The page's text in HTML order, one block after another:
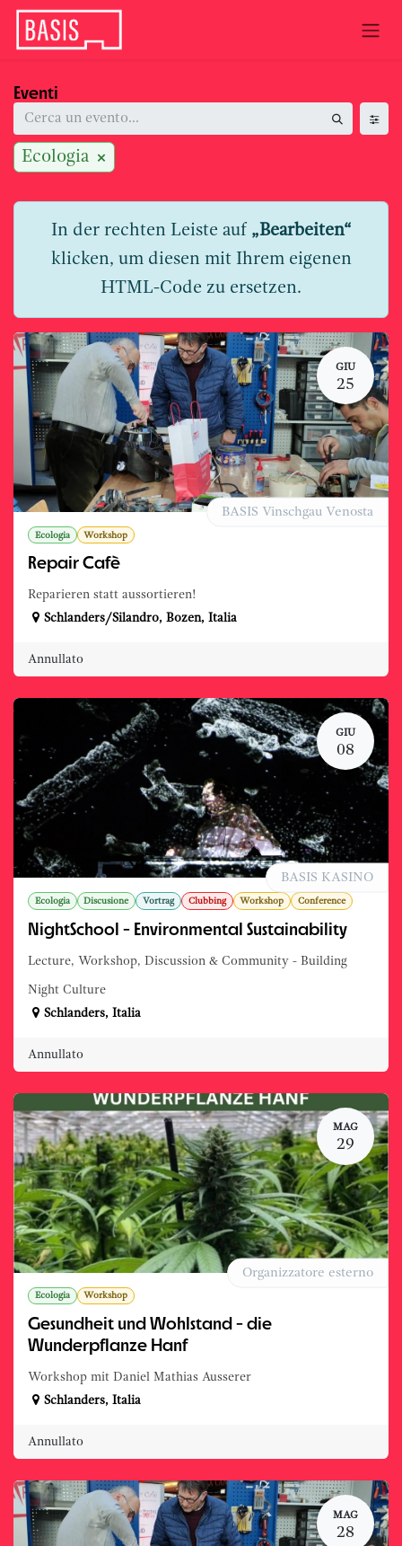
Passa al contenuto
Eventi
Ecologia
In der rechten Leiste auf „Bearbeiten“
klicken, um diesen mit Ihrem eigenen
HTML-Code zu ersetzen.
GIU
25
Ecologia Workshop
Repair Cafè
Reparieren statt aussortieren!
BASIS Vinschgau Venosta
Schlanders/Silandro, Bozen, Italia
Annullato
GIU
08
Ecologia Discusione Vortrag Clubbing Workshop Conference
NightSchool - Environmental Sustainability
Lecture, Workshop, Discussion & Community - Building
Night Culture
BASIS KASINO
Schlanders, Italia
Annullato
MAG
29
Ecologia Workshop
Gesundheit und Wohlstand - die
Wunderpflanze Hanf
Workshop mit Daniel Mathias Ausserer
Organizzatore esterno
Schlanders, Italia
Annullato
MAG
28